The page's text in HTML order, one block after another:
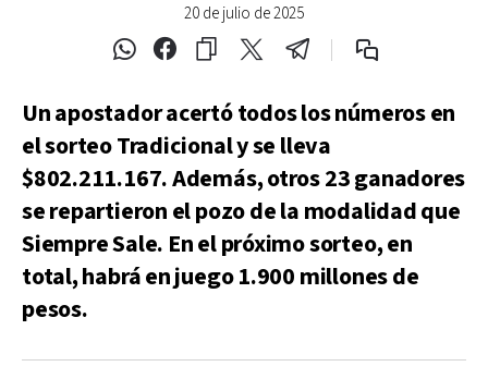
20 de julio de 2025
Un apostador acertó todos los números en
el sorteo Tradicional y se lleva
$802.211.167. Además, otros 23 ganadores
se repartieron el pozo de la modalidad que
Siempre Sale. En el próximo sorteo, en
total, habrá en juego 1.900 millones de
pesos.